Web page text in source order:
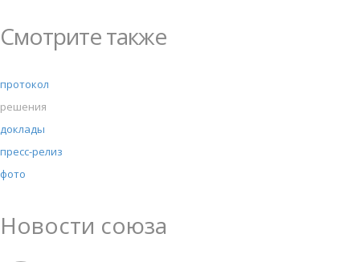
Смотрите также
протокол
решения
доклады
пресс-релиз
фото
Новости союза